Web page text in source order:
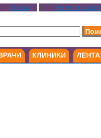
Вход
КЛИНИКИ ЛЕНТА